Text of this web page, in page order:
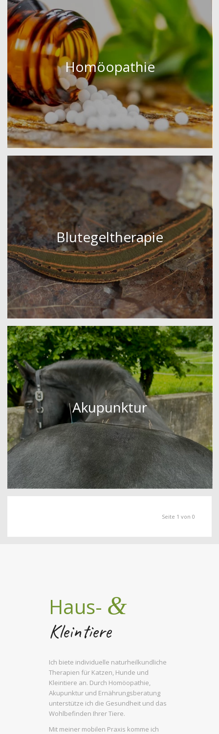
Homöopathie
Blutegeltherapie
Akupunktur
Seite 1 von 0
Haus- &
Kleintiere
Ich biete individuelle naturheilkundliche
Therapien für Katzen, Hunde und
Kleintiere an. Durch Homöopathie,
Akupunktur und Ernährungsberatung
unterstütze ich die Gesundheit und das
Wohlbefinden Ihrer Tiere.
Mit meiner mobilen Praxis komme ich